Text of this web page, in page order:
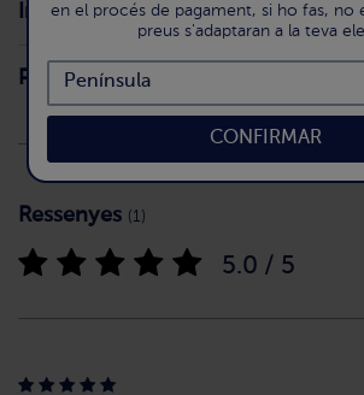
Ingredients
Preparació
Ressenyes (1)
5.0 / 5
en el procés de pagament, si ho fas, no
preus s'adaptaran a la teva
CONFIRMAR